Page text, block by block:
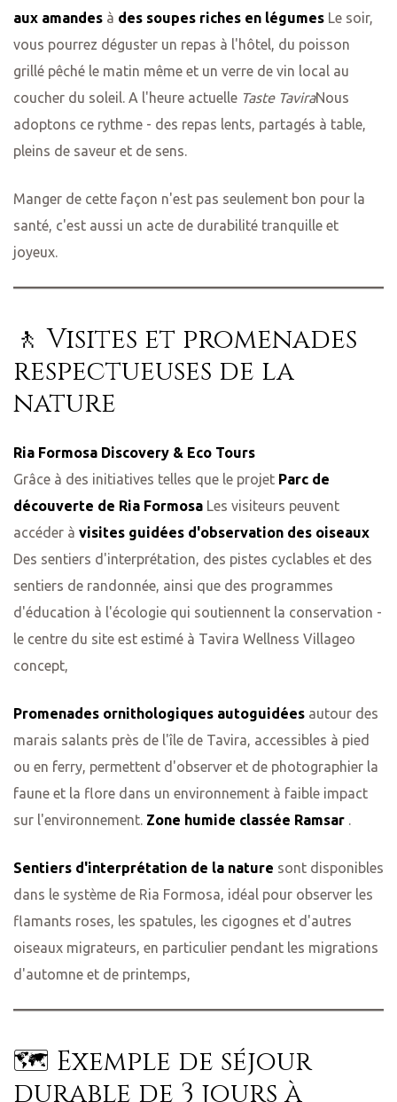
aux amandes à des soupes riches en légumes Le soir,
vous pourrez déguster un repas à l'hôtel, du poisson
grillé pêché le matin même et un verre de vin local au
coucher du soleil. A l'heure actuelle Taste TaviraNous
adoptons ce rythme - des repas lents, partagés à table,
pleins de saveur et de sens.
Manger de cette façon n'est pas seulement bon pour la
santé, c'est aussi un acte de durabilité tranquille et
joyeux.
🚶 Visites et promenades
respectueuses de la
nature
Ria Formosa Discovery & Eco Tours
Grâce à des initiatives telles que le projet Parc de
découverte de Ria Formosa Les visiteurs peuvent
accéder à visites guidées d'observation des oiseaux
Des sentiers d'interprétation, des pistes cyclables et des
sentiers de randonnée, ainsi que des programmes
d'éducation à l'écologie qui soutiennent la conservation -
le centre du site est estimé à Tavira Wellness Villageo
concept,
Promenades ornithologiques autoguidées autour des
marais salants près de l'île de Tavira, accessibles à pied
ou en ferry, permettent d'observer et de photographier la
faune et la flore dans un environnement à faible impact
sur l'environnement. Zone humide classée Ramsar .
Sentiers d'interprétation de la nature sont disponibles
dans le système de Ria Formosa, idéal pour observer les
flamants roses, les spatules, les cigognes et d'autres
oiseaux migrateurs, en particulier pendant les migrations
d'automne et de printemps,
🗺 Exemple de séjour
durable de 3 jours à